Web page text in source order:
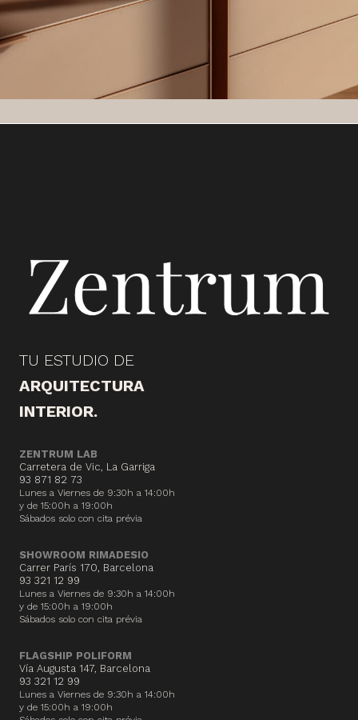
TU ESTUDIO DE
ARQUITECTURA
INTERIOR.
ZENTRUM LAB
Carretera de Vic, La Garriga
93 871 82 73
Lunes a Viernes de 9:30h a 14:00h
y de 15:00h a 19:00h
Sábados solo con cita prévia
SHOWROOM RIMADESIO
Carrer París 170, Barcelona
93 321 12 99
Lunes a Viernes de 9:30h a 14:00h
y de 15:00h a 19:00h
Sábados solo con cita prévia
FLAGSHIP POLIFORM
Vía Augusta 147, Barcelona
93 321 12 99
Lunes a Viernes de 9:30h a 14:00h
y de 15:00h a 19:00h